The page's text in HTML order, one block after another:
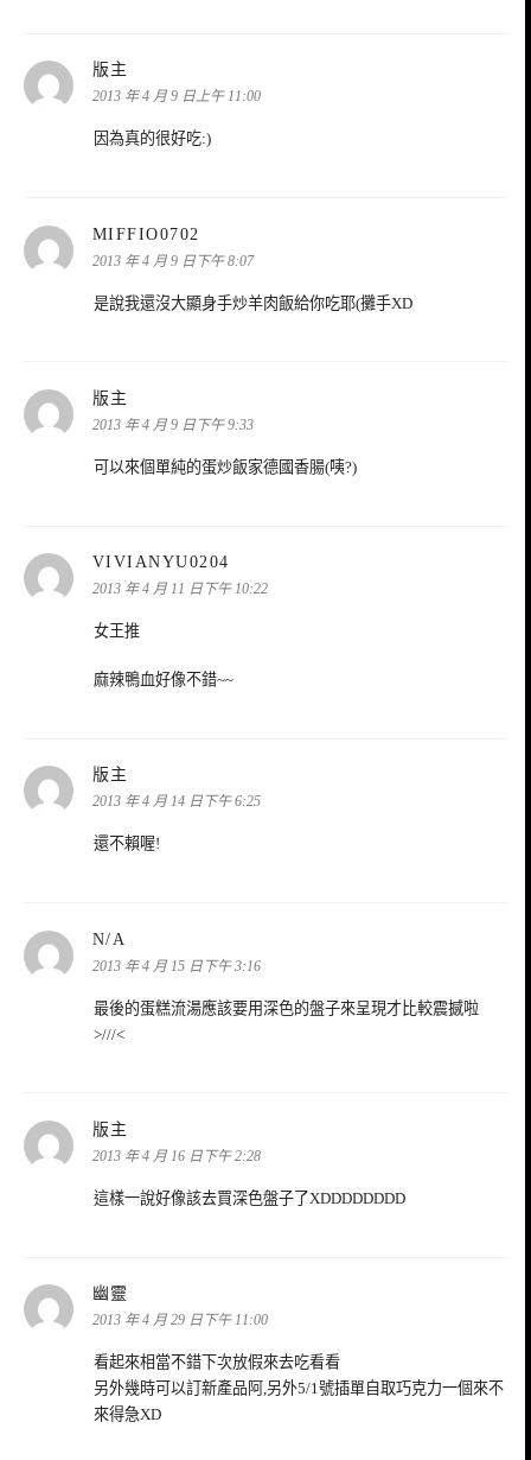
版主
示:
2013 年 4 月 9 日上午 11:00
因為真的很好吃:)
MIFFIO0702
示:
2013 年 4 月 9 日下午 8:07
是說我還沒大顯身手炒羊肉飯給你吃耶(攤手XD
版主
示:
2013 年 4 月 9 日下午 9:33
可以來個單純的蛋炒飯家德國香腸(咦?)
VIVIANYU0204
示:
2013 年 4 月 11 日下午 10:22
女王推
麻辣鴨血好像不錯~~
版主
示:
2013 年 4 月 14 日下午 6:25
還不賴喔!
N/A
示:
2013 年 4 月 15 日下午 3:16
最後的蛋糕流湯應該要用深色的盤子來呈現才比較震撼啦
>///<
版主
示:
2013 年 4 月 16 日下午 2:28
這樣一說好像該去買深色盤子了XDDDDDDDD
幽靈
示:
2013 年 4 月 29 日下午 11:00
看起來相當不錯下次放假來去吃看看
另外幾時可以訂新產品阿,另外5/1號插單自取巧克力一個來不
來得急XD